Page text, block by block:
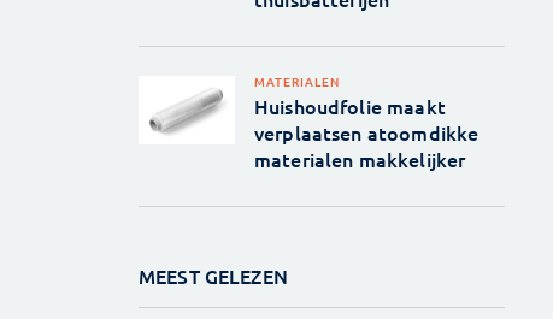
MATERIALEN
Huishoudfolie maakt
verplaatsen atoomdikke
materialen makkelijker
MEEST GELEZEN